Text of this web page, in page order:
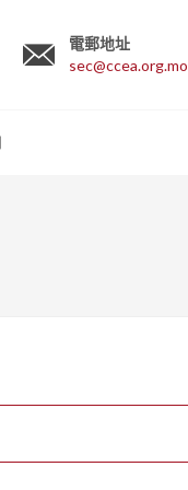
電郵地址
sec@ccea.org.mo